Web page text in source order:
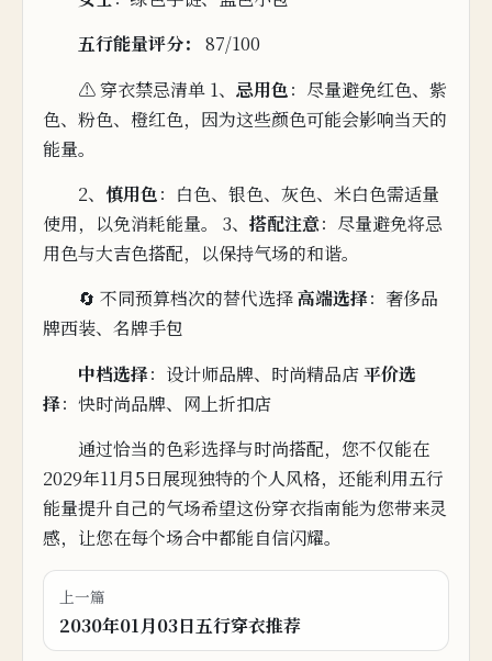
五行能量评分：
87/100
⚠️ 穿衣禁忌清单 1、 忌用色：尽量避免红色、紫
色、粉色、橙红色，因为这些颜色可能会影响当天的
能量。
2、 慎用色：白色、银色、灰色、米白色需适量
使用，以免消耗能量。 3、 搭配注意：尽量避免将忌
用色与大吉色搭配，以保持气场的和谐。
🔄 不同预算档次的替代选择高端选择：奢侈品
牌西装、名牌手包
中档选择：设计师品牌、时尚精品店平价选
择：快时尚品牌、网上折扣店
通过恰当的色彩选择与时尚搭配，您不仅能在
2029年11月5日展现独特的个人风格，还能利用五行
能量提升自己的气场希望这份穿衣指南能为您带来灵
感，让您在每个场合中都能自信闪耀。
上一篇
2030年01月03日五行穿衣推荐